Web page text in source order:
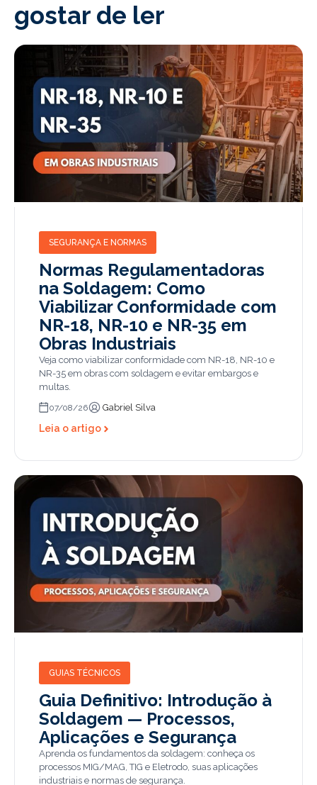
gostar de ler
SEGURANÇA E NORMAS
Normas Regulamentadoras
na Soldagem: Como
Viabilizar Conformidade com
NR-18, NR-10 e NR-35 em
Obras Industriais
Veja como viabilizar conformidade com NR-18, NR-10 e
NR-35 em obras com soldagem e evitar embargos e
multas.
07/08/26 Gabriel Silva
Leia o artigo
GUIAS TÉCNICOS
Guia Definitivo: Introdução à
Soldagem — Processos,
Aplicações e Segurança
Aprenda os fundamentos da soldagem: conheça os
processos MIG/MAG, TIG e Eletrodo, suas aplicações
industriais e normas de segurança.